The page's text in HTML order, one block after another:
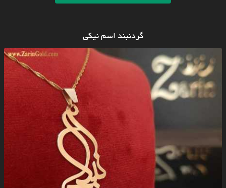
گردنبند اسم نیکی